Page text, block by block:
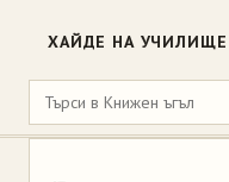
ХАЙДЕ НА УЧИЛИЩЕ